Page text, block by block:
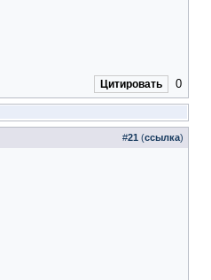
Цитировать 0
#21 (ссылка)